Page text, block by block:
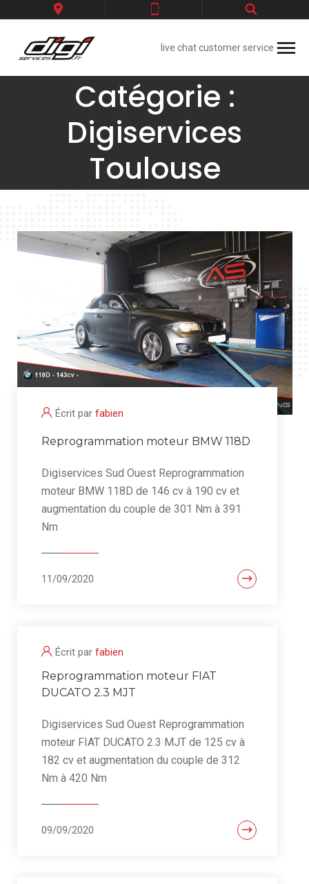
live chat customer service
Catégorie :
Digiservices
Toulouse
Écrit par fabien
Reprogrammation moteur BMW 118D
Digiservices Sud Ouest Reprogrammation
moteur BMW 118D de 146 cv à 190 cv et
augmentation du couple de 301 Nm à 391
Nm
11/09/2020
Écrit par fabien
Reprogrammation moteur FIAT
DUCATO 2.3 MJT
Digiservices Sud Ouest Reprogrammation
moteur FIAT DUCATO 2.3 MJT de 125 cv à
182 cv et augmentation du couple de 312
Nm à 420 Nm
09/09/2020